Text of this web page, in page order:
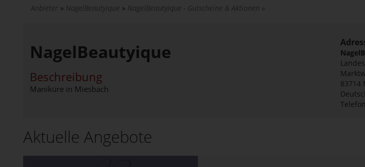
Anbieter NagelBeautyique NagelBeautyique - Gutscheine & Aktionen
NagelBeautyique
Beschreibung
Maniküre in Miesbach
83714
Aktuelle Angebote